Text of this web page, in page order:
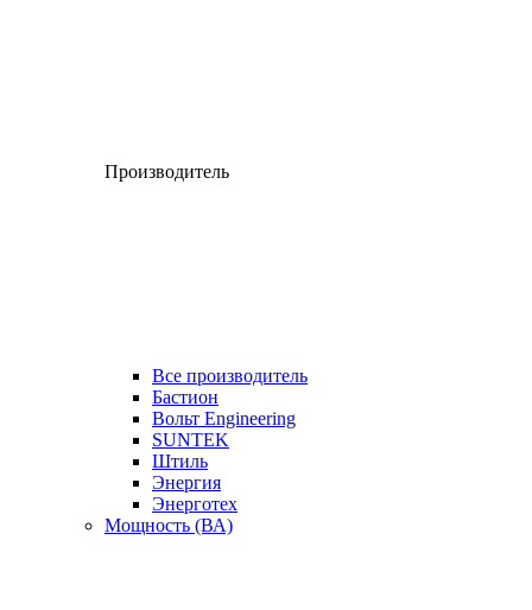
Производитель
Все производитель
Бастион
Вольт Engineering
SUNTEK
Штиль
Энергия
Энерготех
Мощность (ВА)